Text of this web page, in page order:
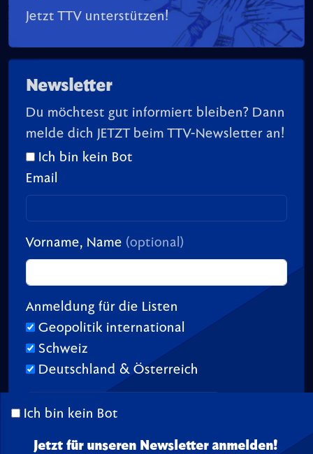
Jetzt TTV unterstützen!
Newsletter
Du möchtest gut informiert bleiben? Dann
melde dich JETZT beim TTV-Newsletter an!
Ich bin kein Bot
Email
Vorname, Name (optional)
Anmeldung für die Listen
Geopolitik international
Schweiz
Deutschland & Österreich
Ich bin kein Bot
Jetzt für unseren Newsletter anmelden!